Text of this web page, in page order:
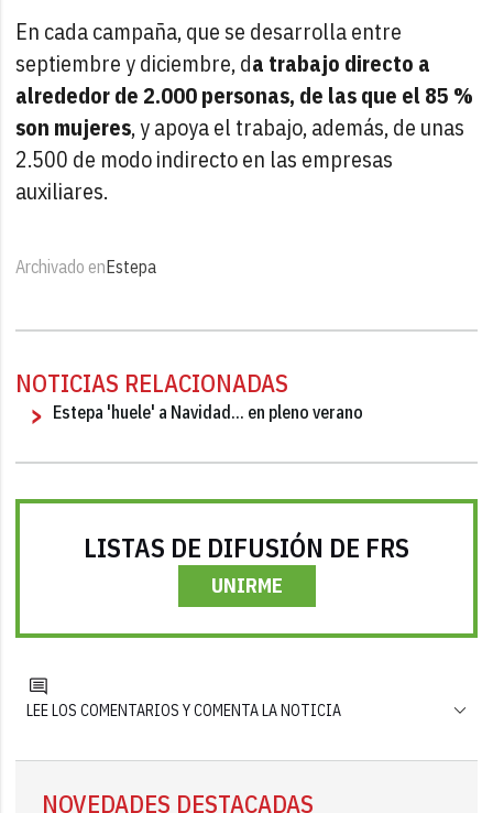
En cada campaña, que se desarrolla entre
septiembre y diciembre, da trabajo directo a
alrededor de 2.000 personas, de las que el 85 %
son mujeres, y apoya el trabajo, además, de unas
2.500 de modo indirecto en las empresas
auxiliares.
Archivado enEstepa
NOTICIAS RELACIONADAS
Estepa 'huele' a Navidad... en pleno verano
LISTAS DE DIFUSIÓN DE FRS
UNIRME
LEE LOS COMENTARIOS Y COMENTA LA NOTICIA
NOVEDADES DESTACADAS